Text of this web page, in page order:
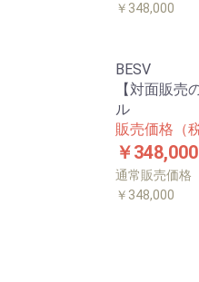
￥348,000
BESV
【対面販売
ル
販売価格（
￥348,000
通常販売価格
￥348,000